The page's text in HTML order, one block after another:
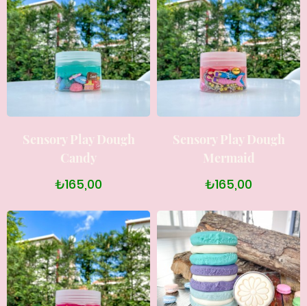
Sensory Play Dough
Candy
₺165,00
Sensory Play Dough
Mermaid
₺165,00